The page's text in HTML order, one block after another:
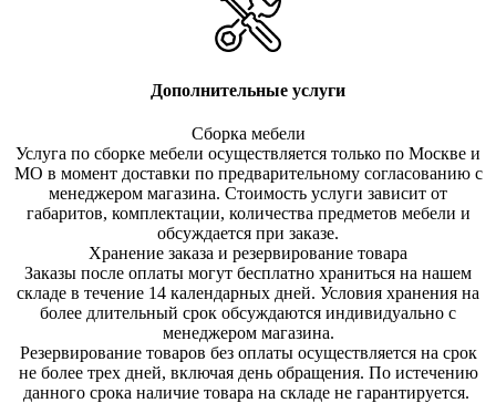
Дополнительные услуги
Сборка мебели
Услуга по сборке мебели осуществляется только по Москве и
МО в момент доставки по предварительному согласованию с
менеджером магазина. Стоимость услуги зависит от
габаритов, комплектации, количества предметов мебели и
обсуждается при заказе.
Хранение заказа и резервирование товара
Заказы после оплаты могут бесплатно храниться на нашем
складе в течение 14 календарных дней. Условия хранения на
более длительный срок обсуждаются индивидуально с
менеджером магазина.
Резервирование товаров без оплаты осуществляется на срок
не более трех дней, включая день обращения. По истечению
данного срока наличие товара на складе не гарантируется.